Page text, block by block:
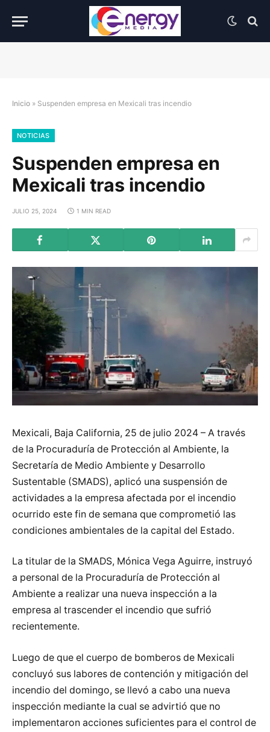
Inicio » Suspenden empresa en Mexicali tras incendio
NOTICIAS
Suspenden empresa en
Mexicali tras incendio
JULIO 25, 2024 1 MIN READ
Mexicali, Baja California, 25 de julio 2024 – A través
de la Procuraduría de Protección al Ambiente, la
Secretaría de Medio Ambiente y Desarrollo
Sustentable (SMADS), aplicó una suspensión de
actividades a la empresa afectada por el incendio
ocurrido este fin de semana que comprometió las
condiciones ambientales de la capital del Estado.
La titular de la SMADS, Mónica Vega Aguirre, instruyó
a personal de la Procuraduría de Protección al
Ambiente a realizar una nueva inspección a la
empresa al trascender el incendio que sufrió
recientemente.
Luego de que el cuerpo de bomberos de Mexicali
concluyó sus labores de contención y mitigación del
incendio del domingo, se llevó a cabo una nueva
inspección mediante la cual se advirtió que no
implementaron acciones suficientes para el control de